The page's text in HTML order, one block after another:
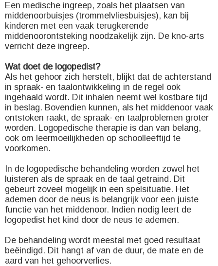
Een medische ingreep, zoals het plaatsen van
middenoorbuisjes (trommelvliesbuisjes), kan bij
kinderen met een vaak terugkerende
middenoorontsteking noodzakelijk zijn. De kno-arts
verricht deze ingreep.
Wat doet de logopedist?
Als het gehoor zich herstelt, blijkt dat de achterstand
in spraak- en taalontwikkeling in de regel ook
ingehaald wordt. Dit inhalen neemt wel kostbare tijd
in beslag. Bovendien kunnen, als het middenoor vaak
ontstoken raakt, de spraak- en taalproblemen groter
worden. Logopedische therapie is dan van belang,
ook om leermoeilijkheden op schoolleeftijd te
voorkomen.
In de logopedische behandeling worden zowel het
luisteren als de spraak en de taal getraind. Dit
gebeurt zoveel mogelijk in een spelsituatie. Het
ademen door de neus is belangrijk voor een juiste
functie van het middenoor. Indien nodig leert de
logopedist het kind door de neus te ademen.
De behandeling wordt meestal met goed resultaat
beëindigd. Dit hangt af van de duur, de mate en de
aard van het gehoorverlies.